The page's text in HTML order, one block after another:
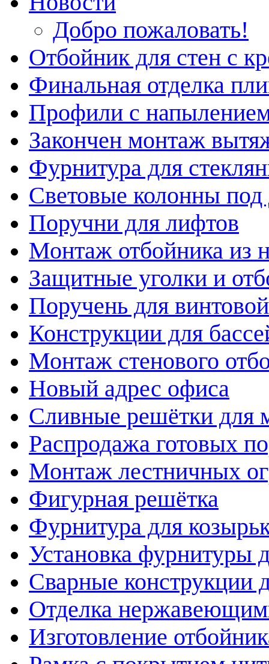
Добро пожаловать!
Отбойник для стен с
Финальная отделка
Профили с
Закончен монтаж
Фурнитура для
Световые колонны
Поручни для лифтов
Монтаж отбойника из
Защитные уголки и
Поручень для
Конструкции для
Монтаж стенового
Новый адрес офиса
Сливные решётки для
Распродажа готовых
Монтаж лестничных
Фигурная решётка
Фурнитура для
Установка фурнитуры
Сварные конструкции
Отделка
Изготовление